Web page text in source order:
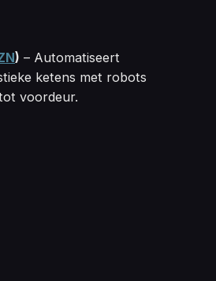
) – Automatiseert
ketens met robots
voordeur.